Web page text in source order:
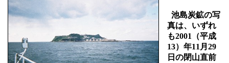
池島炭鉱の写
真は、いずれ
も2001（平成
13）年11月29
日の閉山直前